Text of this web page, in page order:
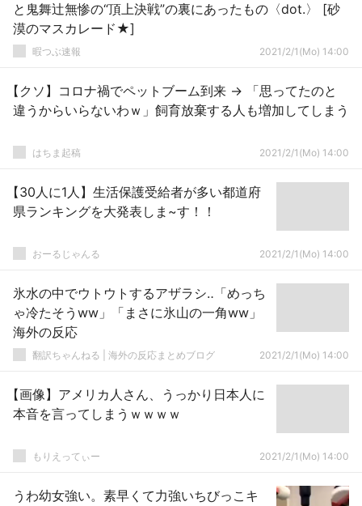
と鬼舞辻無惨の“頂上決戦”の裏にあったもの〈dot.〉 [砂
漠のマスカレード★]
暇つぶ速報 2021/2/1(Mo) 14:00
【クソ】コロナ禍でペットブーム到来 → 「思ってたのと
違うからいらないわｗ」飼育放棄する人も増加してしまう
はちま起稿 2021/2/1(Mo) 14:00
【30人に1人】生活保護受給者が多い都道府
県ランキングを大発表しま~す！！
おーるじゃんる 2021/2/1(Mo) 14:00
氷水の中でウトウトするアザラシ‥「めっち
ゃ冷たそうww」「まさに氷山の一角ww」
海外の反応
翻訳ちゃんねる | 海外の反応まとめブログ 2021/2/1(Mo) 14:00
【画像】アメリカ人さん、うっかり日本人に
本音を言ってしまうｗｗｗｗ
もりえってぃー 2021/2/1(Mo) 14:00
うわ幼女強い。素早くて力強いちびっこキ